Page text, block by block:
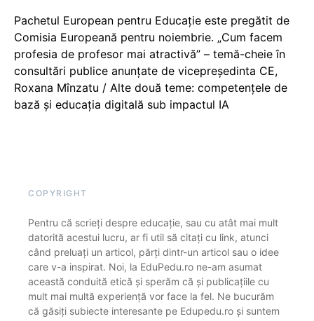
Pachetul European pentru Educație este pregătit de
Comisia Europeană pentru noiembrie. „Cum facem
profesia de profesor mai atractivă” – temă-cheie în
consultări publice anunțate de vicepreședinta CE,
Roxana Mînzatu / Alte două teme: competențele de
bază și educația digitală sub impactul IA
COPYRIGHT
Pentru că scrieți despre educație, sau cu atât mai mult
datorită acestui lucru, ar fi util să citați cu link, atunci
când preluați un articol, părți dintr-un articol sau o idee
care v-a inspirat. Noi, la EduPedu.ro ne-am asumat
această conduită etică și sperăm că și publicațiile cu
mult mai multă experiență vor face la fel. Ne bucurăm
că găsiți subiecte interesante pe Edupedu.ro și suntem